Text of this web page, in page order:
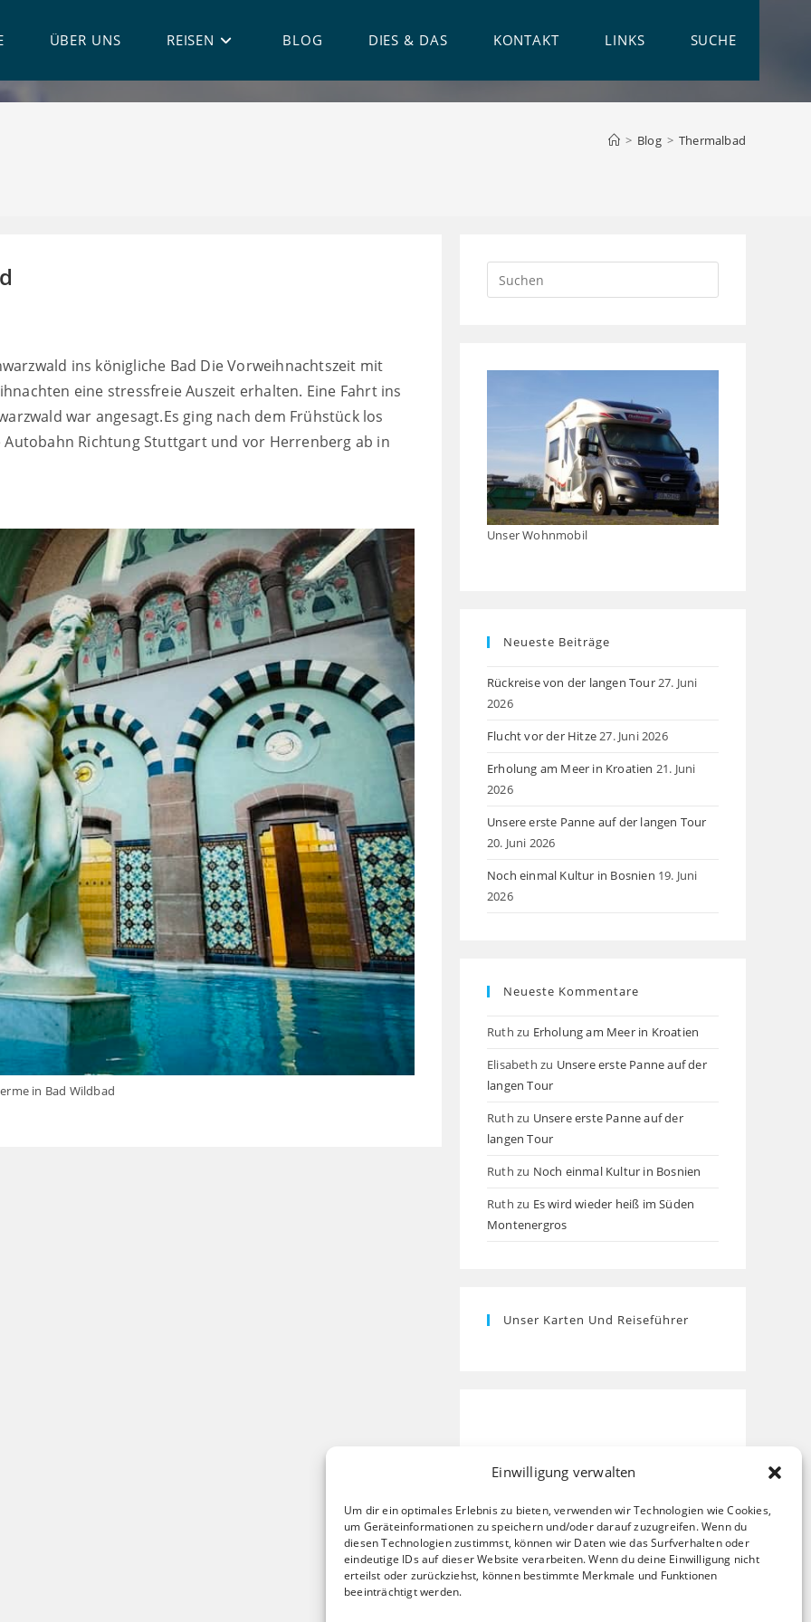
Einwilligung verwalten
Um dir ein optimales Erlebnis zu bieten, verwenden wir Technologien wie Cookies,
um Geräteinformationen zu speichern und/oder darauf zuzugreifen. Wenn du
diesen Technologien zustimmst, können wir Daten wie das Surfverhalten oder
eindeutige IDs auf dieser Website verarbeiten. Wenn du deine Einwilligung nicht
erteilst oder zurückziehst, können bestimmte Merkmale und Funktionen
beeinträchtigt werden.
ÜBER UNS REISEN BLOG DIES & DAS KONTAKT LINKS SUCHE
> Blog > Thermalbad
ins königliche Bad Die Vorweihnachtszeit mit
eine stressfreie Auszeit erhalten. Eine Fahrt ins
war angesagt.Es ging nach dem Frühstück los
Richtung Stuttgart und vor Herrenberg ab in
in Bad Wildbad
Escape
Unser Wohnmobil
Neueste Beiträge
Rückreise von der langen Tour27. Juni
2026
Flucht vor der Hitze27. Juni 2026
Erholung am Meer in Kroatien 21. Juni
2026
Unsere erste Panne auf der langen Tour
20. Juni 2026
Noch einmal Kultur in Bosnien 19. Juni
2026
Neueste Kommentare
Ruth zu Erholung am Meer in Kroatien
Elisabeth zu Unsere erste Panne auf der
langen Tour
Ruth zu Unsere erste Panne auf der
langen Tour
Ruth zu Noch einmal Kultur in Bosnien
Ruth zu Es wird wieder heiß im Süden
Montenergros
Unser Karten Und Reiseführer